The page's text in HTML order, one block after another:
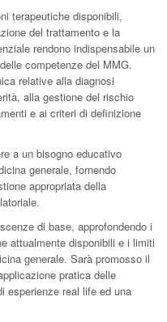
terapeutiche disponibili,
del trattamento e la
rendono indispensabile un
competenze del MMG.
relative alla diagnosi
alla gestione del rischio
e ai criteri di definizione
a un bisogno educativo
generale, fornendo
appropriata della
di base, approfondendo i
attualmente disponibili e i limiti
generale. Sarà promosso il
pratica delle
esperienze real life ed una